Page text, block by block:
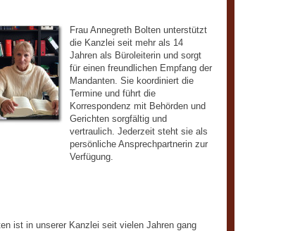
Frau Annegreth Bolten unterstützt
die Kanzlei seit mehr als 14
Jahren als Büroleiterin und sorgt
für einen freundlichen Empfang der
Mandanten. Sie koordiniert die
Termine und führt die
Korrespondenz mit Behörden und
Gerichten sorgfältig und
vertraulich. Jederzeit steht sie als
persönliche Ansprechpartnerin zur
Verfügung.
ist in unserer Kanzlei seit vielen Jahren gang